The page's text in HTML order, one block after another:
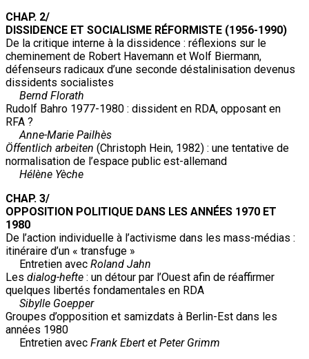
CHAP. 2/
DISSIDENCE ET SOCIALISME RÉFORMISTE (1956-1990)
De la critique interne à la dissidence : réflexions sur le
cheminement de Robert Havemann et Wolf Biermann,
défenseurs radicaux d’une seconde déstalinisation devenus
dissidents socialistes
Bernd Florath
Rudolf Bahro 1977-1980 : dissident en RDA, opposant en
RFA ?
Anne-Marie Pailhès
Öffentlich arbeiten (Christoph Hein, 1982) : une tentative de
normalisation de l’espace public est-allemand
Hélène Yèche
CHAP. 3/
OPPOSITION POLITIQUE DANS LES ANNÉES 1970 ET
1980
De l’action individuelle à l’activisme dans les mass-médias :
itinéraire d’un « transfuge »
Entretien avec Roland Jahn
Les dialog-hefte : un détour par l’Ouest afin de réaffirmer
quelques libertés fondamentales en RDA
Sibylle Goepper
Groupes d’opposition et samizdats à Berlin-Est dans les
années 1980
Entretien avec Frank Ebert et Peter Grimm